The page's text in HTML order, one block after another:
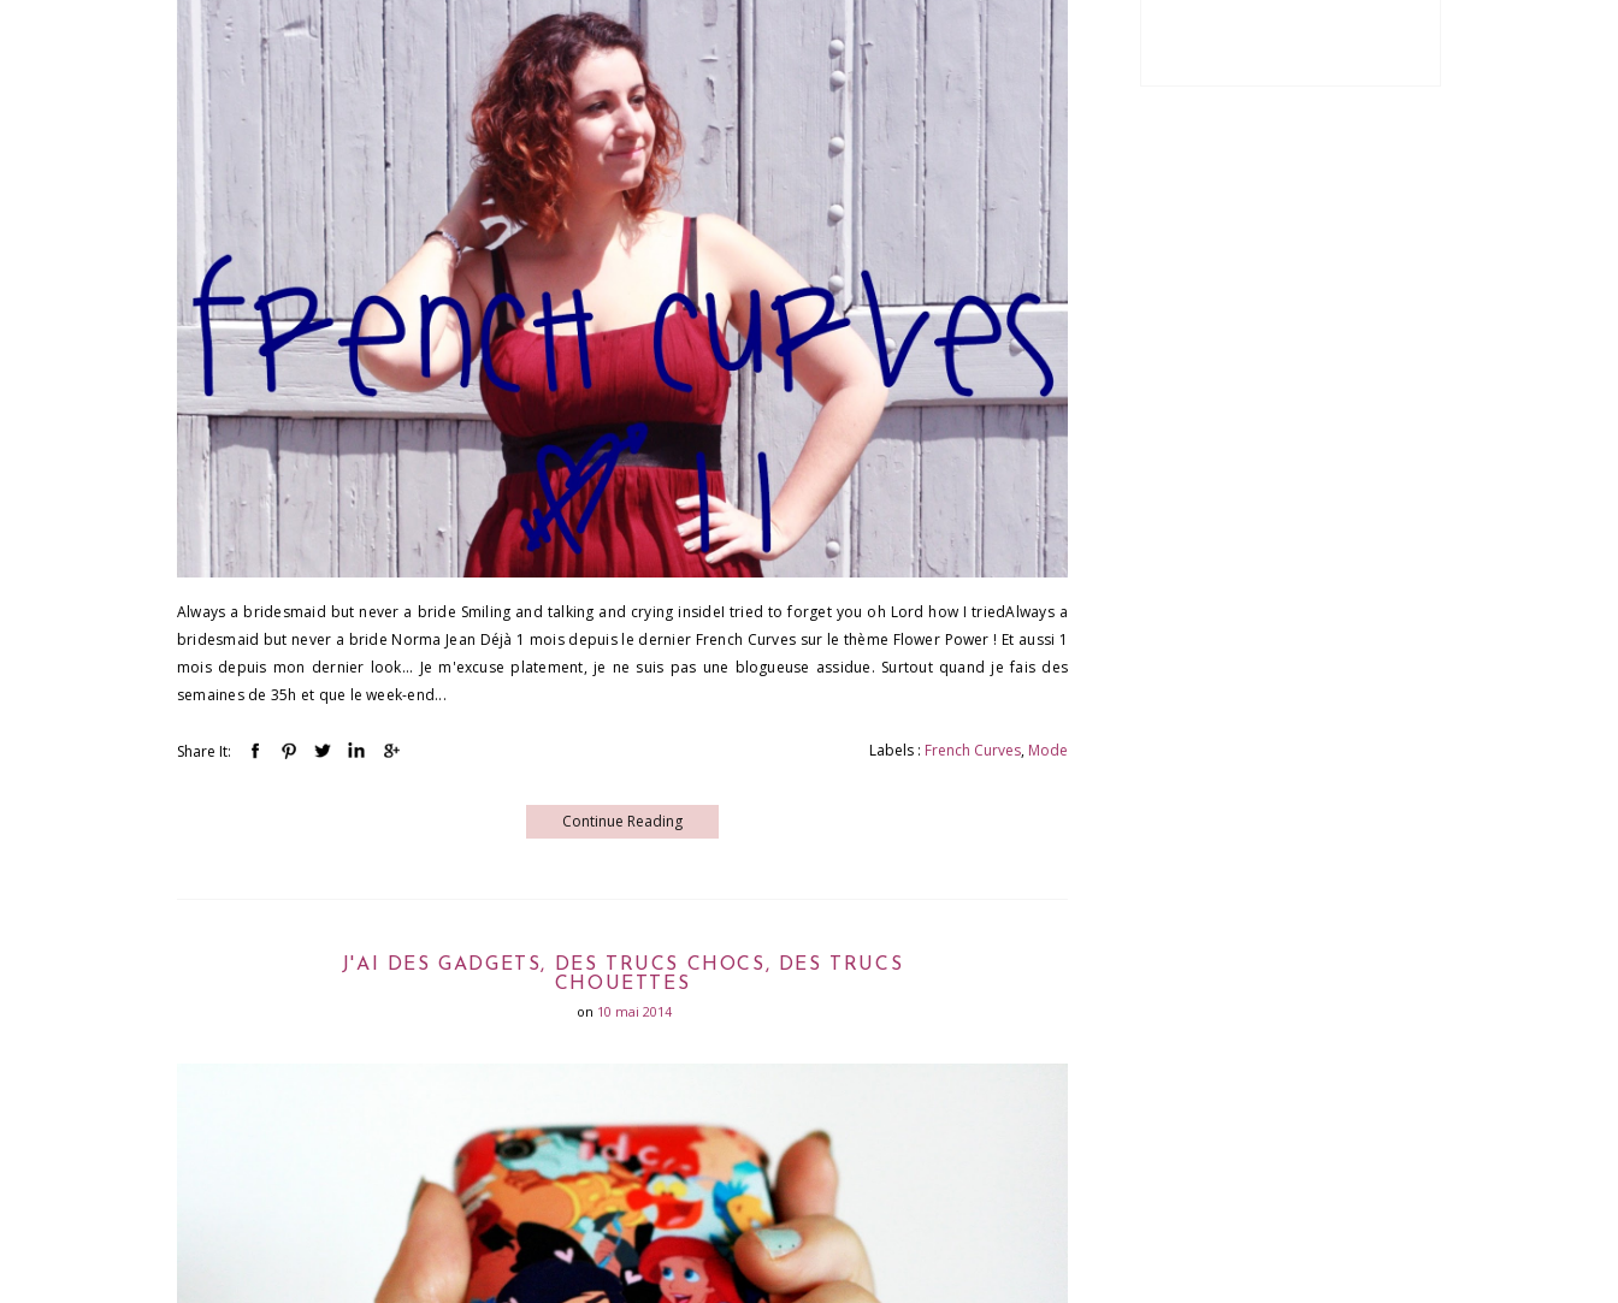
Always a bridesmaid but never a bride Smiling and talking and crying insideI tried to forget you oh Lord how I triedAlways a
bridesmaid but never a bride Norma Jean Déjà 1 mois depuis le dernier French Curves sur le thème Flower Power ! Et aussi 1
mois depuis mon dernier look... Je m'excuse platement, je ne suis pas une blogueuse assidue. Surtout quand je fais des
semaines de 35h et que le week-end...
Share It: Labels : French Curves, Mode
Continue Reading
J'AI DES GADGETS, DES TRUCS CHOCS, DES TRUCS
CHOUETTES
on 10 mai 2014